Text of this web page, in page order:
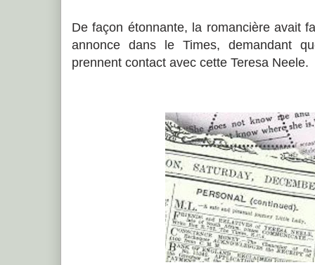
De façon étonnante, la romancière avait
annonce dans le Times, demandant
prennent contact avec cette Teresa Neele.